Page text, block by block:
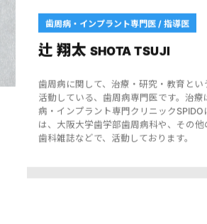
歯周病・インプラント専門医 / 指導医
辻 翔太 SHOTA TSUJI
歯周病に関して、治療・研究・教育とい
活動している、歯周病専門医です。治療
病・インプラント専門クリニックSPIDO
は、大阪大学歯学部歯周病科や、その他
歯科雑誌などで、活動しております。